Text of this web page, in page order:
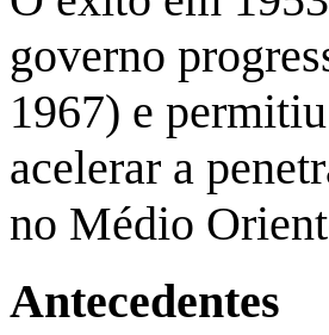
governo
1967) e
acelerar a
no Médio
Antecedentes